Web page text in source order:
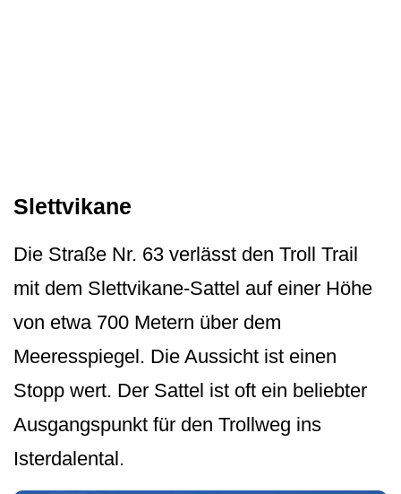
Slettvikane
Die Straße Nr. 63 verlässt den Troll Trail
mit dem Slettvikane-Sattel auf einer Höhe
von etwa 700 Metern über dem
Meeresspiegel. Die Aussicht ist einen
Stopp wert. Der Sattel ist oft ein beliebter
Ausgangspunkt für den Trollweg ins
Isterdalental.